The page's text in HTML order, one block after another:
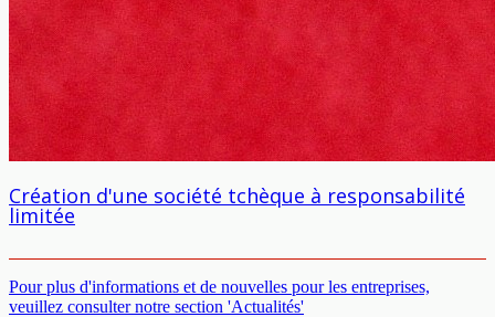
Création d'une société tchèque à responsabilité
limitée
Pour plus d'informations et de nouvelles pour les entreprises,
veuillez consulter notre section 'Actualités'